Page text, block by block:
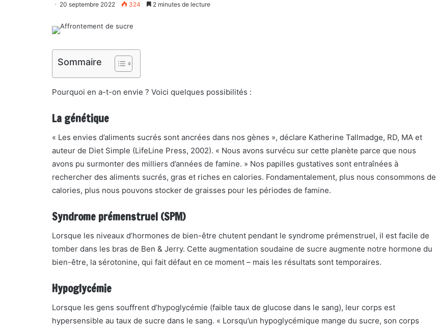
20 septembre 2022 324 2 minutes de lecture
Sommaire
Pourquoi en a-t-on envie ? Voici quelques possibilités :
La génétique
« Les envies d’aliments sucrés sont ancrées dans nos gènes », déclare Katherine Tallmadge, RD, MA et
auteur de Diet Simple (LifeLine Press, 2002). « Nous avons survécu sur cette planète parce que nous
avons pu surmonter des milliers d’années de famine. » Nos papilles gustatives sont entraînées à
rechercher des aliments sucrés, gras et riches en calories. Fondamentalement, plus nous consommons de
calories, plus nous pouvons stocker de graisses pour les périodes de famine.
Syndrome prémenstruel (SPM)
Lorsque les niveaux d’hormones de bien-être chutent pendant le syndrome prémenstruel, il est facile de
tomber dans les bras de Ben & Jerry. Cette augmentation soudaine de sucre augmente notre hormone du
bien-être, la sérotonine, qui fait défaut en ce moment – mais les résultats sont temporaires.
Hypoglycémie
Lorsque les gens souffrent d’hypoglycémie (faible taux de glucose dans le sang), leur corps est
hypersensible au taux de sucre dans le sang. « Lorsqu’un hypoglycémique mange du sucre, son corps